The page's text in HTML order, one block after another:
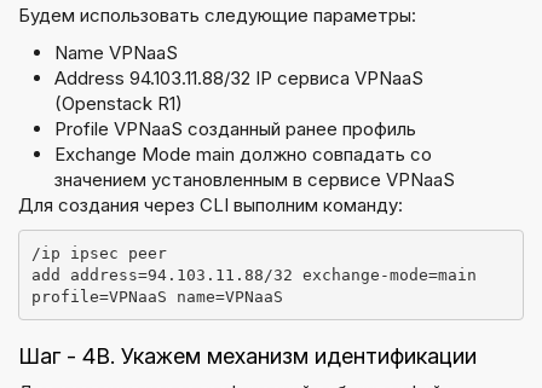
Будем использовать следующие параметры:
Name VPNaaS
Address 94.103.11.88/32 IP сервиса VPNaaS
(Openstack R1)
Profile VPNaaS созданный ранее профиль
Exchange Mode main должно совпадать со
значением установленным в сервисе VPNaaS
Для создания через CLI выполним команду:
/ip ipsec peer
add address=94.103.11.88/32 exchange-mode=main
profile=VPNaaS name=VPNaaS
Шаг - 4B. Укажем механизм идентификации